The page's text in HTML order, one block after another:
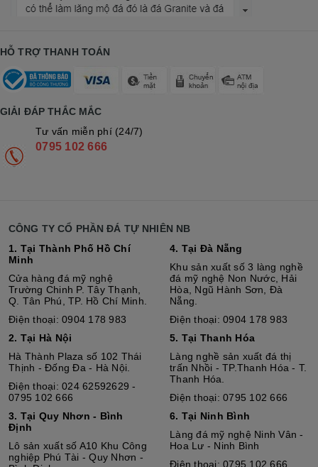
HỖ TRỢ THANH TOÁN
GIẢI ĐÁP THẮC MẮC
Tư vấn miễn phí (24/7)
0795 102 666
CÔNG TY CỔ PHẦN ĐÁ TỰ NHIÊN NB
1. Tại Thành Phố Hồ Chí
Minh
Cửa hàng đá mỹ nghệ
Trường Chinh P. Tây Thạnh,
Q. Tân Phú, TP. Hồ Chí Minh.
Điện thoại: 0904 178 983
2. Tại Hà Nội
Hà Thành Plaza số 102 Thái
Thịnh - Đống Đa - Hà Nội.
Điện thoại: 024 62592629 -
0795 102 666
3. Tại Quy Nhơn - Bình
Định
Lô sản xuất số A10 Khu Công
nghiệp Phú Tài - Quy Nhơn -
4. Tại Đà Nẵng
Khu sản xuất số 3 làng nghề
đá mỹ nghệ Non Nước, Hải
Hòa, Ngũ Hành Sơn, Đà
Nẵng.
Điện thoại: 0904 178 983
5. Tại Thanh Hóa
Làng nghề sản xuất đá thị
trấn Nhồi - TP.Thanh Hóa - T.
Thanh Hóa.
Điện thoại: 0795 102 666
6. Tại Ninh Bình
Làng đá mỹ nghệ Ninh Vân -
Hoa Lư - Ninh Bình
Điện thoại: 0795 102 666